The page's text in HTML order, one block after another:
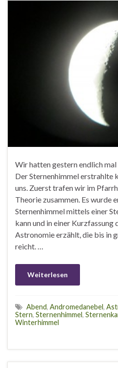
Wir hatten gestern endlich
Der Sternenhimmel erstrahlte
uns. Zuerst trafen wir im
Theorie zusammen. Es wurde
Sternenhimmel mittels einer
kann und in einer Kurzfassung
Astronomie erzählt, die bis in
reicht. …
Weiterlesen
Abend, Andromedanebel,
Stern, Sternenhimmel,
Winterhimmel